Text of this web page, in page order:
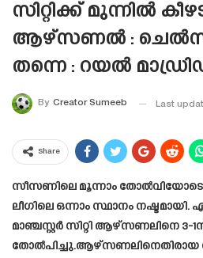
സിറ്റിക്ക് മുന്നിൽ
ആഴ്‌സണൽ :
തന്നെ : റയൽ
By Creator Sumeeb Last
Share
സീസണിലെ മൂന്നാം
ലീഗിലെ ഒന്നാം സ്ഥാനം നഷ്ടമായി.
മാഞ്ചസ്റ്റർ സിറ്റി ആഴ്‌സണലിനെ 3-
തോൽപിച്ചു.ആഴ്സണലിനെതിരായ